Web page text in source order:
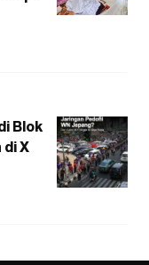
Blok
di X